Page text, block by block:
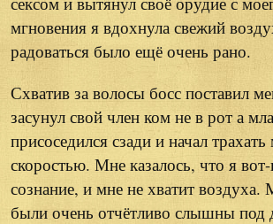
мгновения я вдохнула свежий
радоваться было ещё очень рано.
Схватив за волосы босс поставил
засунул свой член ком не в рот а
присоседился сзади и начал
скоростью. Мне казалось, что я
сознание, и мне не хватит
были очень отчётливо слышны под